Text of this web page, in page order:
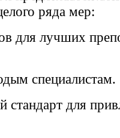
ряда мер:
для лучших
специалистам.
стандарт для